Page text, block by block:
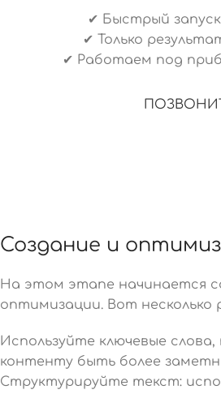
✔ Быстрый запуск
✔ Только
✔ Работаем под
Создание и
На этом этапе начинается
оптимизации. Вот несколько
Используйте ключевые слова,
контенту быть более
Структурируйте текст: